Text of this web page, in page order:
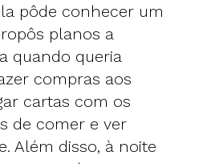
pôde conhecer um
planos a
quando queria
compras aos
cartas com os
de comer e ver
Além disso, à noite